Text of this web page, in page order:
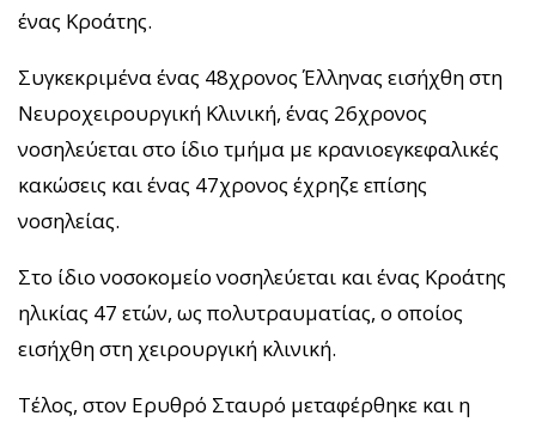
ένας Κροάτης.
Συγκεκριμένα ένας 48χρονος Έλληνας εισήχθη στη
Νευροχειρουργική Κλινική, ένας 26χρονος
νοσηλεύεται στο ίδιο τμήμα με κρανιοεγκεφαλικές
κακώσεις και ένας 47χρονος έχρηζε επίσης
νοσηλείας.
Στο ίδιο νοσοκομείο νοσηλεύεται και ένας Κροάτης
ηλικίας 47 ετών, ως πολυτραυματίας, ο οποίος
εισήχθη στη χειρουργική κλινική.
Τέλος, στον Ερυθρό Σταυρό μεταφέρθηκε και η